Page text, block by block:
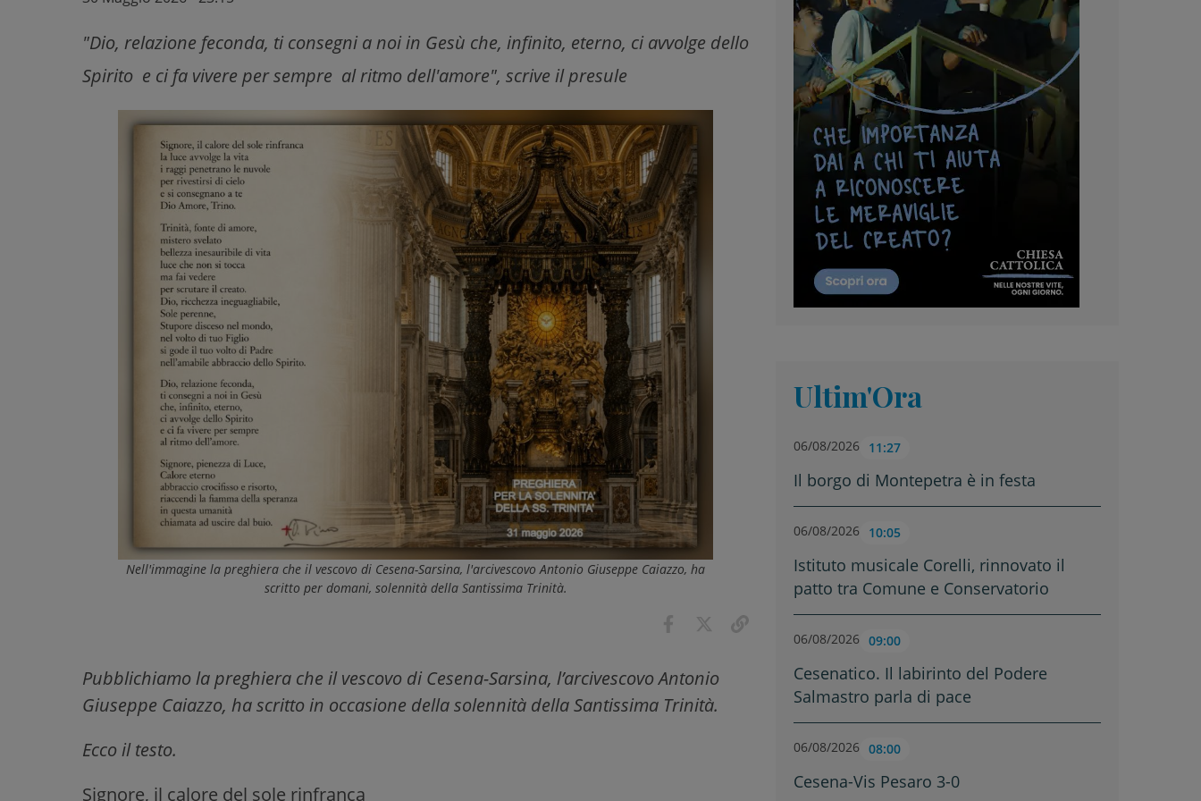
"Dio, relazione feconda, ti consegni a noi in Gesù che, infinito, eterno, ci avvolge dello
Spirito e ci fa vivere per sempre al ritmo dell'amore", scrive il presule
Nell'immagine la preghiera che il vescovo di Cesena-Sarsina, l'arcivescovo Antonio Giuseppe Caiazzo, ha
scritto per domani, solennità della Santissima Trinità.
Pubblichiamo la preghiera che il vescovo di Cesena-Sarsina, l’arcivescovo Antonio
Giuseppe Caiazzo, ha scritto in occasione della solennità della Santissima Trinità.
Ecco il testo.
Signore, il calore del sole rinfranca
Ultim'Ora
06/08/2026 11:27
Il borgo di Montepetra è in festa
06/08/2026 10:05
Istituto musicale Corelli, rinnovato il
patto tra Comune e Conservatorio
06/08/2026 09:00
Cesenatico. Il labirinto del Podere
Salmastro parla di pace
06/08/2026 08:00
Cesena-Vis Pesaro 3-0